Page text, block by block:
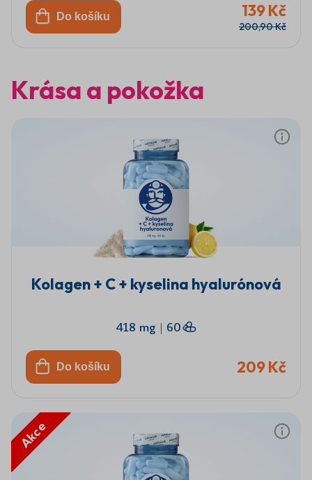
Do košíku 139 Kč
200,90 Kč
Krása a pokožka
Kolagen + C + kyselina hyalurónová
418 mg | 60
Do košíku 209 Kč
Akce